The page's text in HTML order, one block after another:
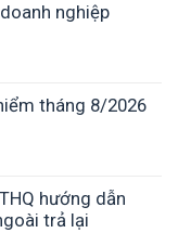
nghiệp
tháng 8/2026
hướng dẫn
trả lại